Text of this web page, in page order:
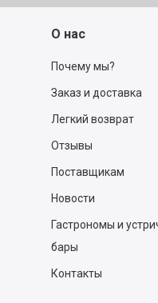
О нас
Почему мы?
Заказ и доставка
Легкий возврат
Отзывы
Поставщикам
Новости
Гастрономы и
бары
Контакты